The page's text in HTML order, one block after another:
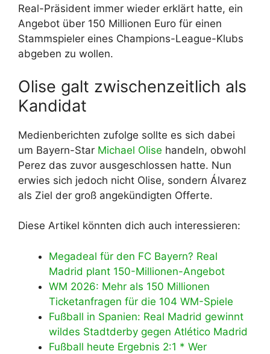
Real-Präsident immer wieder erklärt hatte, ein
Angebot über 150 Millionen Euro für einen
Stammspieler eines Champions-League-Klubs
abgeben zu wollen.
Olise galt zwischenzeitlich als
Kandidat
Medienberichten zufolge sollte es sich dabei
um Bayern-Star Michael Olise handeln, obwohl
Perez das zuvor ausgeschlossen hatte. Nun
erwies sich jedoch nicht Olise, sondern Álvarez
als Ziel der groß angekündigten Offerte.
Diese Artikel könnten dich auch interessieren:
Megadeal für den FC Bayern? Real
Madrid plant 150-Millionen-Angebot
WM 2026: Mehr als 150 Millionen
Ticketanfragen für die 104 WM-Spiele
Fußball in Spanien: Real Madrid gewinnt
wildes Stadtderby gegen Atlético Madrid
Fußball heute Ergebnis 2:1 * Wer